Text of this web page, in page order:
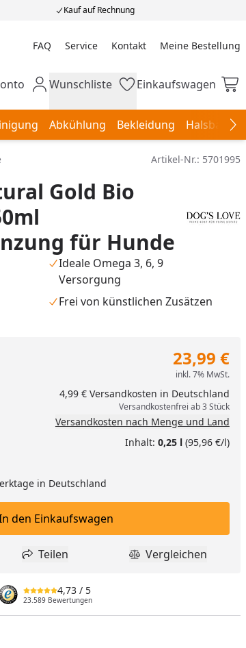
Kauf auf Rechnung
FAQ Service Kontakt Meine Bestellung
Meine Bestellung
KontoWunschliste
Wunschliste Einkaufswagen
Einkaufswagen
Abkühlung Bekleidung
Artikel-Nr.: 5701995
Gold Bio
für Hunde
Ideale Omega 3, 6, 9
Versorgung
Frei von künstlichen Zusätzen
eingeben
um eins erhöhen
23,99 €
inkl. 7% MwSt.
4,99 € Versandkosten in Deutschland
Versandkostenfrei ab 3 Stück
Versandkosten nach Menge und Land
Inhalt: 0,25 l(95,96 €/l)
in Deutschland
In den Einkaufswagen legen
den Einkaufswagen
hinzufügen
Teilen
Teilen Produkt
Vergleichen
4,73 / 5
23.589 Bewertungen